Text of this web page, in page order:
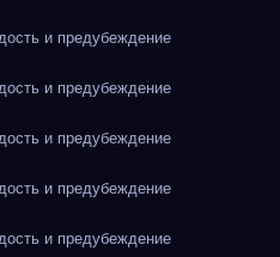
и предубеждение
и предубеждение
и предубеждение
и предубеждение
и предубеждение